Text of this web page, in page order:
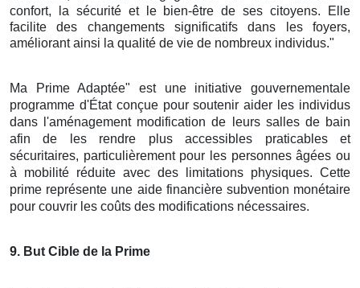
confort, la sécurité et le bien-être de ses citoyens. Elle
facilite des changements significatifs dans les foyers,
améliorant ainsi la qualité de vie de nombreux individus."
Ma Prime Adaptée" est une initiative gouvernementale
programme d'État conçue pour soutenir aider les individus
dans l'aménagement modification de leurs salles de bain
afin de les rendre plus accessibles praticables et
sécuritaires, particulièrement pour les personnes âgées ou
à mobilité réduite avec des limitations physiques. Cette
prime représente une aide financière subvention monétaire
pour couvrir les coûts des modifications nécessaires.
9. But Cible de la Prime